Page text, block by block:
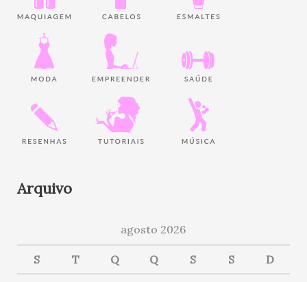
Arquivo
agosto 2026
S T Q Q S S D